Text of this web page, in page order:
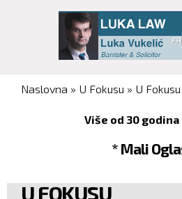
You are here
Naslovna » U Fokusu » U Fokusu
Više od 30 godina
* Mali
U FOKUSU